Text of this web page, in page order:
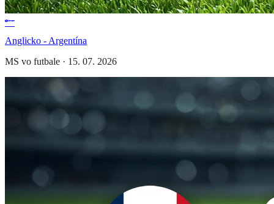
Anglicko - Argentína
MS vo futbale · 15. 07. 2026